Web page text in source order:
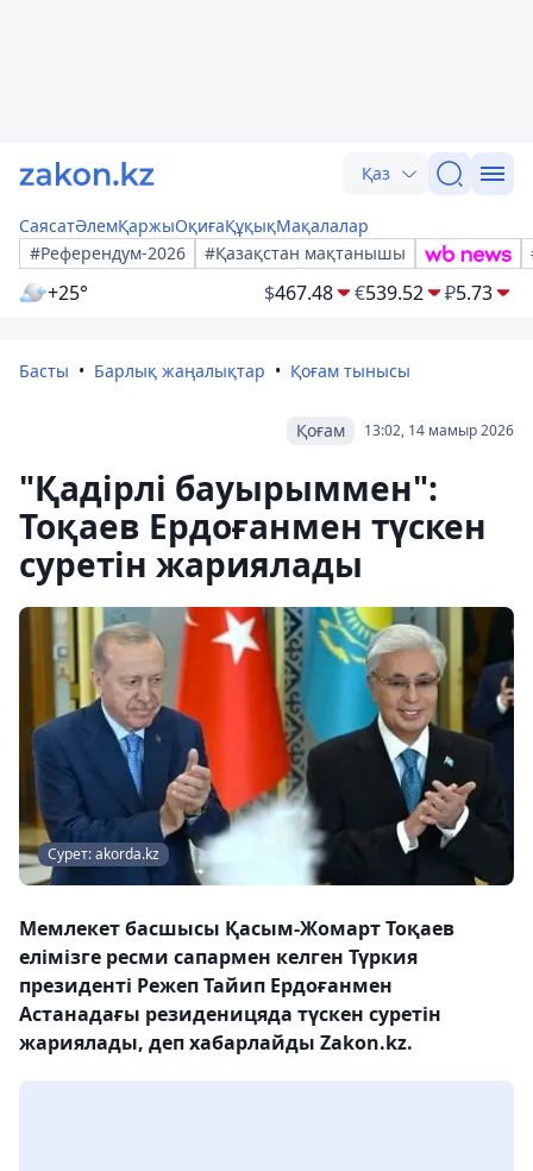
Қаз
СаясатӘлемҚаржыОқиғаҚұқықМақалалар
#Референдум-2026
#Қазақстан мақтанышы
+25° $467.48 €539.52 ₽5.73
Басты Барлық жаңалықтар Қоғам тынысы
13:02, 14 мамыр 2026
Қоғам
"Қадірлі бауырыммен":
Тоқаев Ердоғанмен түскен
суретін жариялады
Сурет: akorda.kz
Мемлекет басшысы Қасым-Жомарт Тоқаев
елімізге ресми сапармен келген Түркия
президенті Режеп Тайип Ердоғанмен
Астанадағы резиденицяда түскен суретін
жариялады, деп хабарлайды Zakon.kz.